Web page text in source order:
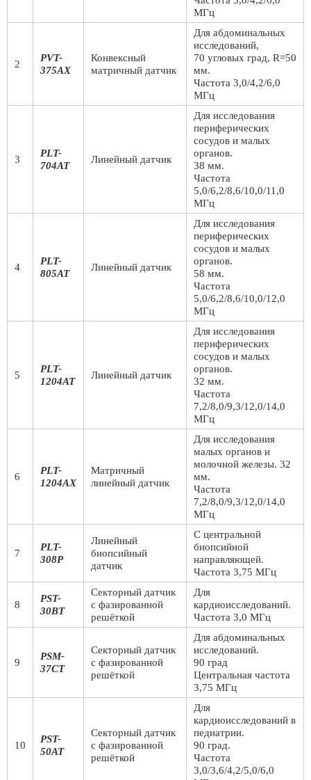
МГц
2
PVT-
375AX
Конвексный
матричный датчик
Для абдоминальных
исследований,
70 угловых град, R=50
мм.
Частота 3,0/4,2/6,0
МГц
3
PLT-
704AT
Линейный датчик
Для исследования
периферических
сосудов и малых
органов.
38 мм.
Частота
5,0/6,2/8,6/10,0/11,0
МГц
4
PLT-
805AT
Линейный датчик
Для исследования
периферических
сосудов и малых
органов.
58 мм.
Частота
5,0/6,2/8,6/10,0/12,0
МГц
5
PLT-
1204AT
Линейный датчик
Для исследования
периферических
сосудов и малых
органов.
32 мм.
Частота
7,2/8,0/9,3/12,0/14,0
МГц
6
PLT-
1204AX
Матричный
линейный датчик
Для исследования
малых органов и
молочной железы. 32
мм.
Частота
7,2/8,0/9,3/12,0/14,0
МГц
7
PLT-
308P
Линейный
биопсийный
датчик
С центральной
биопсийной
направляющей.
Частота 3,75 МГц
8
PST-
30BT
Секторный датчик
с фазированной
решёткой
Для
кардиоисследований.
Частота 3,0 МГц
9
PSM-
37CT
Секторный датчик
с фазированной
решёткой
Для абдоминальных
исследований.
90 град
Центральная частота
3,75 МГц
10
PST-
50AT
Секторный датчик
с фазированной
решёткой
Для
кардиоисследований в
педиатрии.
90 град.
Частота
3,0/3,6/4,2/5,0/6,0